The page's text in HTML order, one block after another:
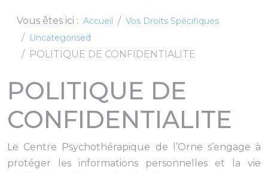
Vous êtes ici : Accueil
Vos Droits Spécifiques
Uncategorised
POLITIQUE DE CONFIDENTIALITE
POLITIQUE DE
CONFIDENTIALITE
Le Centre Psychothérapique de l’Orne s’engage à
protéger les informations personnelles et la vie